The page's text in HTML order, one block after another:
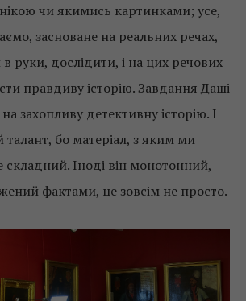
чи якимись картинками; усе,
засноване на реальних речах,
руки, дослідити, і на цих речових
правдиву історію. Завдання Даші
захопливу детективну історію. І
талант, бо матеріал, з яким ми
Іноді він монотонний,
фактами, це зовсім не просто.